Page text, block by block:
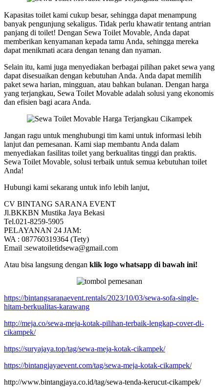
Kapasitas toilet kami cukup besar, sehingga dapat menampung
banyak pengunjung sekaligus. Tidak perlu khawatir tentang antrian
panjang di toilet! Dengan Sewa Toilet Movable, Anda dapat
memberikan kenyamanan kepada tamu Anda, sehingga mereka
dapat menikmati acara dengan tenang dan nyaman.
Selain itu, kami juga menyediakan berbagai pilihan paket sewa yang
dapat disesuaikan dengan kebutuhan Anda. Anda dapat memilih
paket sewa harian, mingguan, atau bahkan bulanan. Dengan harga
yang terjangkau, Sewa Toilet Movable adalah solusi yang ekonomis
dan efisien bagi acara Anda.
Jangan ragu untuk menghubungi tim kami untuk informasi lebih
lanjut dan pemesanan. Kami siap membantu Anda dalam
menyediakan fasilitas toilet yang berkualitas tinggi dan praktis.
Sewa Toilet Movable, solusi terbaik untuk semua kebutuhan toilet
Anda!
Hubungi kami sekarang untuk info lebih lanjut,
CV BINTANG SARANA EVENT
Jl.BKKBN Mustika Jaya Bekasi
Tel.021-8259-5905
PELAYANAN 24 JAM:
WA : 087760319364 (Tety)
Email :sewatoiletidsewa@gmail.com
Atau bisa langsung dengan klik logo whatsapp di bawah ini!
https://bintangsaranaevent.rentals/2023/10/03/sewa-sofa-single-
hitam-berkualitas-karawang
http://meja.co/sewa-meja-kotak-pilihan-terbaik-lengkap-cover-di-
cikampek/
https://suryajaya.top/tag/sewa-meja-kotak-cikampek/
https://bintangjayaevent.com/tag/sewa-meja-kotak-cikampek/
http://www.bintangjaya.co.id/tag/sewa-tenda-kerucut-cikampek/